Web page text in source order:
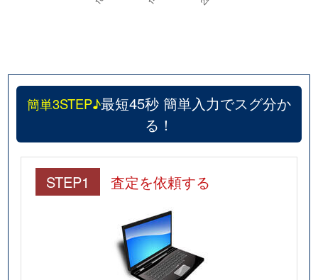
簡単3STEP♪最短45秒 簡単入力でスグ分か
る！
STEP1 査定を依頼する